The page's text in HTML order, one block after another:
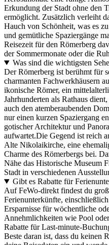
Erkundung der Stadt ohne den
ermöglicht. Zusätzlich verleiht
Hauch von Schönheit, was es
und gemütliche Spaziergänge
Reisezeit für den Römerberg
der Sommermonate oder die
Was sind die wichtigsten
Der Römerberg ist berühmt für
charmanten Fachwerkhäusern
ikonische Römer, ein
Jahrhunderten als Rathaus
auch den atemberaubenden
nur einen kurzen Spaziergang
gotischer Architektur und
aufwartet.Die Gegend ist reich
Alte Nikolaikirche, eine
Charme des Römerbergs bei.
Nähe das Historische Museum
Stadt in verschiedenen
Gibt es Rabatte für
Auf FeWo-direkt findest du
Ferienunterkünfte,
Ersparnisse für wöchentliche
Annehmlichkeiten wie Pool
Rabatte für Last-minute-
Beste daran ist, dass du keinen